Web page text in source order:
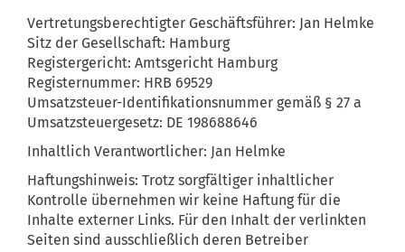
Vertretungsberechtigter Geschäftsführer: Jan Helmke
Sitz der Gesellschaft: Hamburg
Registergericht: Amtsgericht Hamburg
Registernummer: HRB 69529
Umsatzsteuer-Identifikationsnummer gemäß § 27 a
Umsatzsteuergesetz: DE 198688646
Inhaltlich Verantwortlicher: Jan Helmke
Haftungshinweis: Trotz sorgfältiger inhaltlicher
Kontrolle übernehmen wir keine Haftung für die
Inhalte externer Links. Für den Inhalt der verlinkten
Seiten sind ausschließlich deren Betreiber